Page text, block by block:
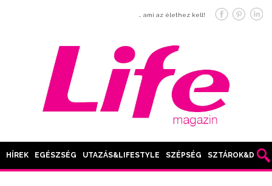
… ami az élethez kell!
HÍREK EGÉSZSÉG UTAZÁS&LIFESTYLE SZÉPSÉG SZTÁROK&DIVAT